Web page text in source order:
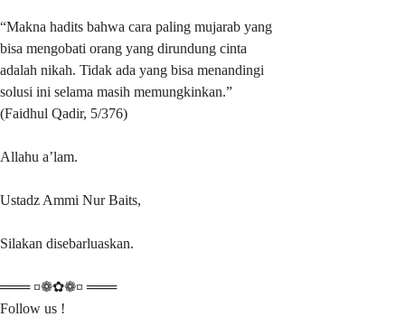
“Makna hadits bahwa cara paling mujarab yang
bisa mengobati orang yang dirundung cinta
adalah nikah. Tidak ada yang bisa menandingi
solusi ini selama masih memungkinkan.”
(Faidhul Qadir, 5/376)
Allahu a’lam.
Ustadz Ammi Nur Baits,
Silakan disebarluaskan.
═══ ¤❁✿❁¤ ═══
Follow us !